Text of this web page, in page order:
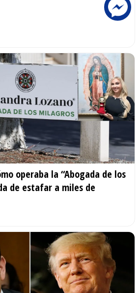
operaba la “Abogada de los
de estafar a miles de